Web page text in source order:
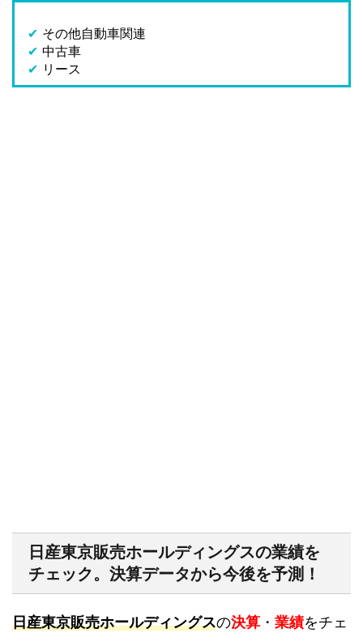
✔ その他自動車関連
✔ 中古車
✔ リース
日産東京販売ホールディングスの業績を
チェック。決算データから今後を予測！
日産東京販売ホールディングスの決算 ・ 業績をチェ